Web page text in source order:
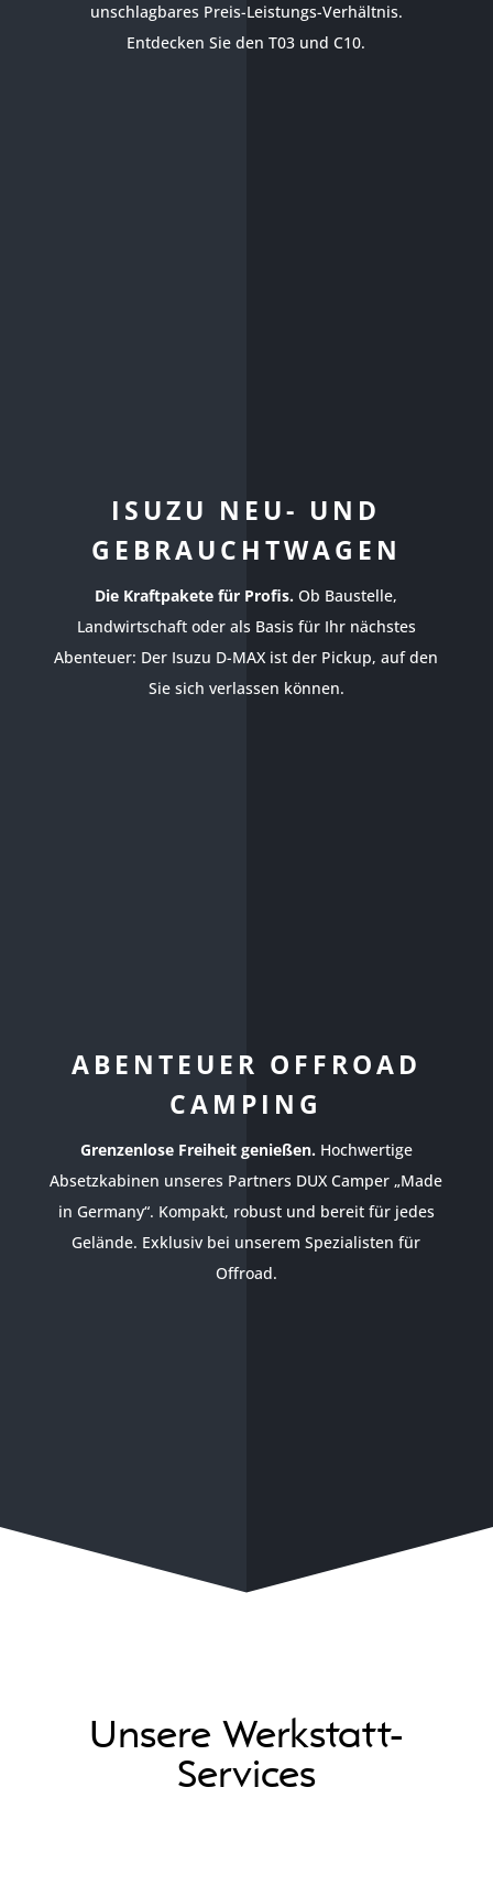
unschlagbares Preis-Leistungs-Verhältnis.
Entdecken Sie den T03 und C10.
ISUZU NEU- UND
GEBRAUCHTWAGEN
Die Kraftpakete für Profis. Ob Baustelle,
Landwirtschaft oder als Basis für Ihr nächstes
Abenteuer: Der Isuzu D-MAX ist der Pickup, auf den
Sie sich verlassen können.
ABENTEUER OFFROAD
CAMPING
Grenzenlose Freiheit genießen.Hochwertige
Absetzkabinen unseres Partners DUX Camper „Made
in Germany“. Kompakt, robust und bereit für jedes
Gelände. Exklusiv bei unserem Spezialisten für
Offroad.
Unsere Werkstatt-
Services